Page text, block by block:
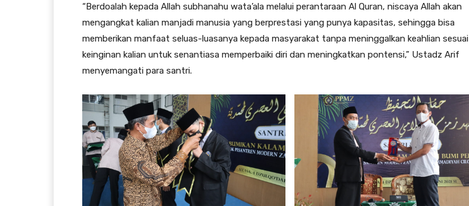
“Berdoalah kepada Allah subhanahu wata’ala melalui perantaraan Al Quran, niscaya Allah akan
mengangkat kalian manjadi manusia yang berprestasi yang punya kapasitas, sehingga bisa
memberikan manfaat seluas-luasanya kepada masyarakat tanpa meninggalkan keahlian sesuai
keinginan kalian untuk senantiasa memperbaiki diri dan meningkatkan pontensi,” Ustadz Arif
menyemangati para santri.